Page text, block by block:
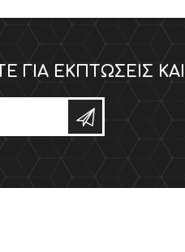
ΓΙΑ ΕΚΠΤΏΣΕΙΣ